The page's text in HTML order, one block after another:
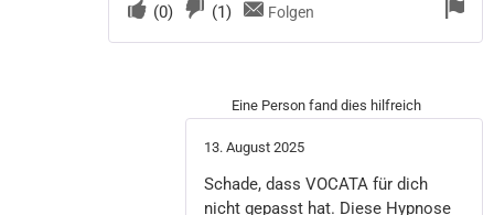
(0) (1) Folgen
Eine Person fand dies hilfreich
13. August 2025
Schade, dass VOCATA für dich
nicht gepasst hat. Diese Hypnose